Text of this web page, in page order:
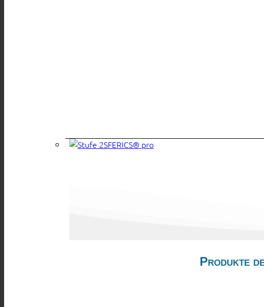
SFERICS® pro
Produkte